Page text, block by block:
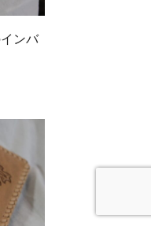
ンバ